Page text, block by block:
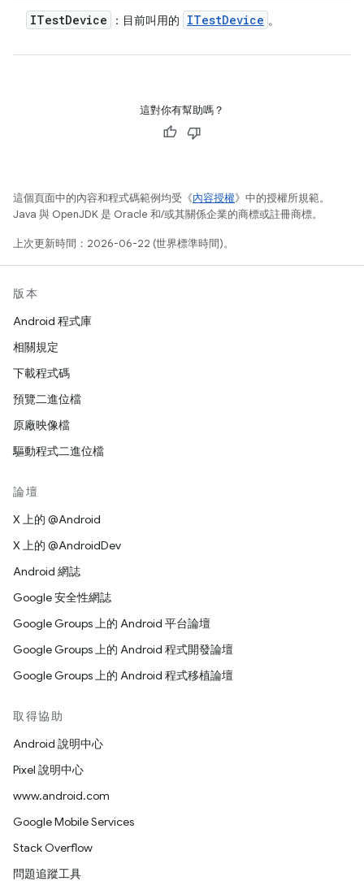
ITestDevice ：目前叫用的 ITestDevice 。
這對你有幫助嗎？
這個頁面中的內容和程式碼範例均受《內容授權》中的授權所規範。
Java 與 OpenJDK 是 Oracle 和/或其關係企業的商標或註冊商標。
上次更新時間：2026-06-22 (世界標準時間)。
版本
Android 程式庫
相關規定
下載程式碼
預覽二進位檔
原廠映像檔
驅動程式二進位檔
論壇
X 上的 @Android
X 上的 @AndroidDev
Android 網誌
Google 安全性網誌
Google Groups 上的 Android 平台論壇
Google Groups 上的 Android 程式開發論壇
Google Groups 上的 Android 程式移植論壇
取得協助
Android 說明中心
Pixel 說明中心
www.android.com
Google Mobile Services
Stack Overflow
問題追蹤工具